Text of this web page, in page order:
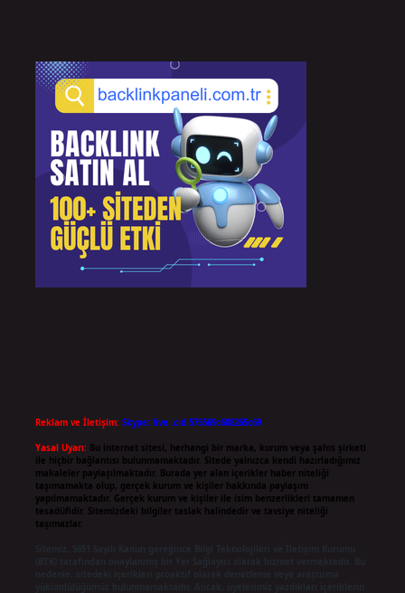
Reklam ve İletişim: Skype: live:.cid.575569c608265c69
Yasal Uyarı: Bu internet sitesi, herhangi bir marka, kurum veya şahıs şirketi
ile hiçbir bağlantısı bulunmamaktadır. Sitede yalnızca kendi hazırladığımız
makaleler paylaşılmaktadır. Burada yer alan içerikler haber niteliği
taşımamakta olup, gerçek kurum ve kişiler hakkında paylaşım
yapılmamaktadır. Gerçek kurum ve kişiler ile isim benzerlikleri tamamen
tesadüfidir. Sitemizdeki bilgiler taslak halindedir ve tavsiye niteliği
taşımazlar.
Sitemiz, 5651 Sayılı Kanun gereğince Bilgi Teknolojileri ve İletişim Kurumu
(BTK) tarafından onaylanmış bir Yer Sağlayıcı olarak hizmet vermektedir. Bu
nedenle, sitedeki içerikleri proaktif olarak denetleme veya araştırma
yükümlülüğümüz bulunmamaktadır. Ancak, üyelerimiz yazdıkları içeriklerin